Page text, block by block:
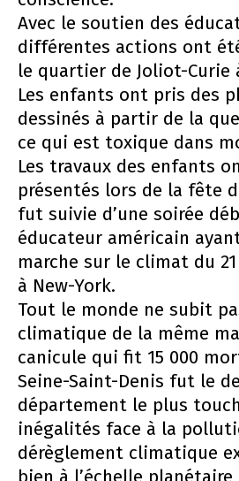
Avec le soutien des
différentes actions ont
le quartier de Joliot-Curie
Les enfants ont pris des
dessinés à partir de la
ce qui est toxique dans
Les travaux des enfants
présentés lors de la fête
fut suivie d’une soirée
éducateur américain
marche sur le climat du
à New-York.
Tout le monde ne subit
climatique de la même
canicule qui fit 15 000
Seine-Saint-Denis fut le
département le plus
inégalités face à la
dérèglement climatique